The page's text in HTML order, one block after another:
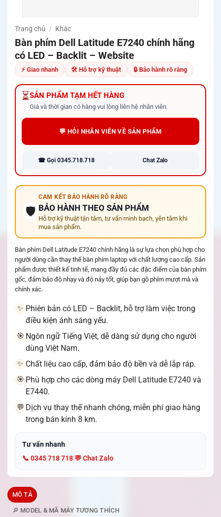
Trang chủ / Khác
Bàn phím Dell Latitude E7240 chính hãng
có LED – Backlit – Website
⚡ Giao nhanh 🛠 Hỗ trợ kỹ thuật 🔒 Bảo hành rõ ràng
⏳SẢN PHẨM TẠM HẾT HÀNG
Giá và thời gian có hàng vui lòng liên hệ nhân viên.
💬 HỎI NHÂN VIÊN VỀ SẢN PHẨM
☎ Gọi 0345.718.718 Chat Zalo
🛡️
CAM KẾT BẢO HÀNH RÕ RÀNG
BẢO HÀNH THEO SẢN PHẨM
Hỗ trợ kỹ thuật tận tâm, tư vấn minh bạch, yên tâm khi
mua sản phẩm.
Bàn phím Dell Latitude E7240 chính hãng là sự lựa chọn phù hợp cho
người dùng cần thay thế bàn phím laptop với chất lượng cao cấp. Sản
phẩm được thiết kế tinh tế, mang đầy đủ các đặc điểm của bàn phím
gốc, đảm bảo độ nhạy và độ nảy tốt, giúp bạn gõ phím mượt mà và
chính xác.
✨ Phiên bản có LED – Backlit, hỗ trợ làm việc trong
điều kiện ánh sáng yếu.
🎯 Ngôn ngữ Tiếng Việt, dễ dàng sử dụng cho người
dùng Việt Nam.
✨ Chất liệu cao cấp, đảm bảo độ bền và dễ lắp ráp.
🎯 Phù hợp cho các dòng máy Dell Latitude E7240 và
E7440.
💬 Dịch vụ thay thế nhanh chóng, miễn phí giao hàng
trong bán kính 8 km.
Tư vấn nhanh
📞 0345 718 718|💬 Chat Zalo
MÔ TẢ
🔎 MODEL & MÃ MÁY TƯƠNG THÍCH